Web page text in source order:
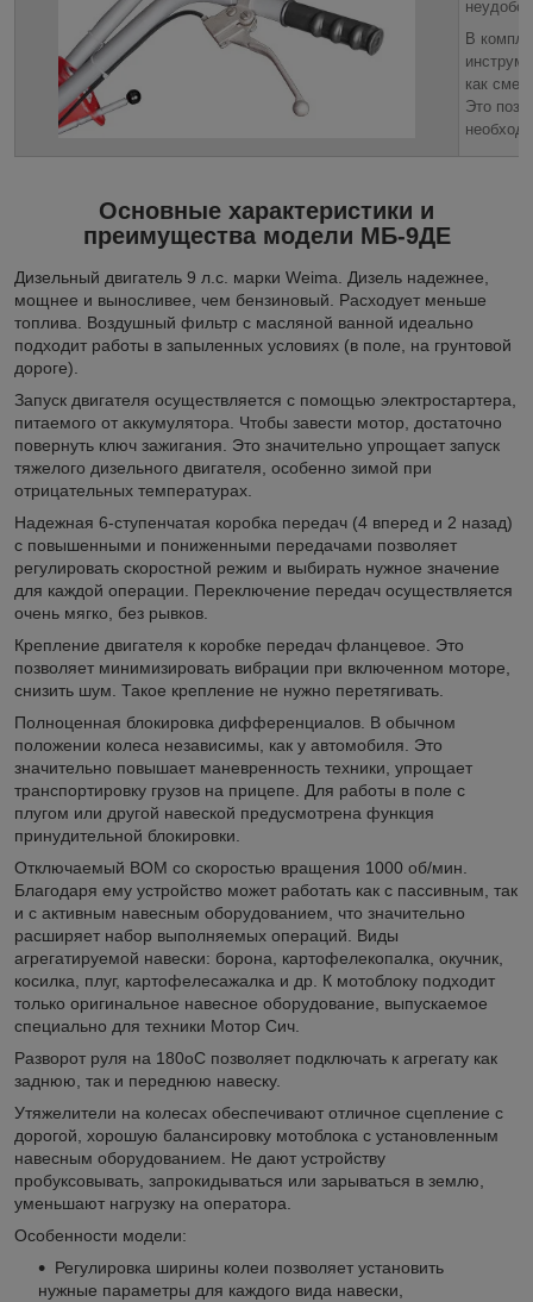
В
как
Это
Основные характеристики и
преимущества модели МБ-9ДЕ
Дизельный двигатель 9 л.с. марки Weima. Дизель надежнее,
мощнее и выносливее, чем бензиновый. Расходует меньше
топлива. Воздушный фильтр с масляной ванной идеально
подходит работы в запыленных условиях (в поле, на грунтовой
дороге).
Запуск двигателя осуществляется с помощью электростартера,
питаемого от аккумулятора. Чтобы завести мотор, достаточно
повернуть ключ зажигания. Это значительно упрощает запуск
тяжелого дизельного двигателя, особенно зимой при
отрицательных температурах.
Надежная 6-ступенчатая коробка передач (4 вперед и 2 назад)
с повышенными и пониженными передачами позволяет
регулировать скоростной режим и выбирать нужное значение
для каждой операции. Переключение передач осуществляется
очень мягко, без рывков.
Крепление двигателя к коробке передач фланцевое. Это
позволяет минимизировать вибрации при включенном моторе,
снизить шум. Такое крепление не нужно перетягивать.
Полноценная блокировка дифференциалов. В обычном
положении колеса независимы, как у автомобиля. Это
значительно повышает маневренность техники, упрощает
транспортировку грузов на прицепе. Для работы в поле с
плугом или другой навеской предусмотрена функция
принудительной блокировки.
Отключаемый ВОМ со скоростью вращения 1000 об/мин.
Благодаря ему устройство может работать как с пассивным, так
и с активным навесным оборудованием, что значительно
расширяет набор выполняемых операций. Виды
агрегатируемой навески: борона, картофелекопалка, окучник,
косилка, плуг, картофелесажалка и др. К мотоблоку подходит
только оригинальное навесное оборудование, выпускаемое
специально для техники Мотор Сич.
Разворот руля на 180оС позволяет подключать к агрегату как
заднюю, так и переднюю навеску.
Утяжелители на колесах обеспечивают отличное сцепление с
дорогой, хорошую балансировку мотоблока с установленным
навесным оборудованием. Не дают устройству
пробуксовывать, запрокидываться или зарываться в землю,
уменьшают нагрузку на оператора.
Особенности модели:
Регулировка ширины колеи позволяет установить
нужные параметры для каждого вида навески,